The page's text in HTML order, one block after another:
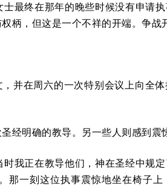
最终在那年的晚些时候没有申请
柄，但这是一个不祥的开端。争战
并在周六的一次特别会议上向全
经明确的教导。另一些人则感到震
我正在教导他们，神在圣经中规
那一刻这位执事震惊地坐在椅子